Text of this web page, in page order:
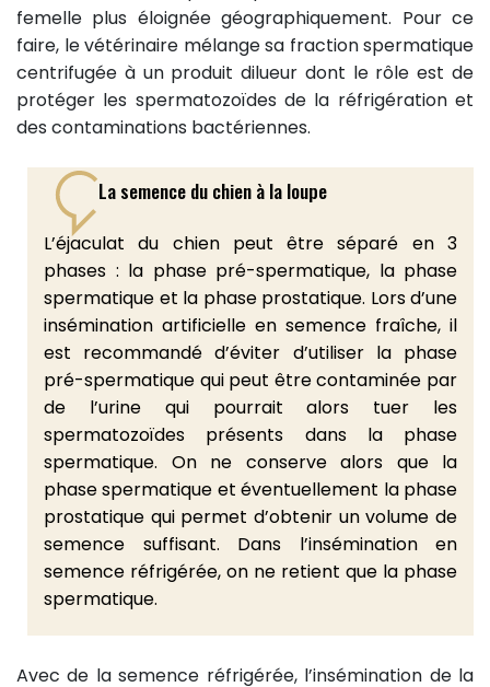
femelle plus éloignée géographiquement. Pour ce
faire, le vétérinaire mélange sa fraction spermatique
centrifugée à un produit dilueur dont le rôle est de
protéger les spermatozoïdes de la réfrigération et
des contaminations bactériennes.
La semence du chien à la loupe
L’éjaculat du chien peut être séparé en 3
phases : la phase pré-spermatique, la phase
spermatique et la phase prostatique. Lors d’une
insémination artificielle en semence fraîche, il
est recommandé d’éviter d’utiliser la phase
pré-spermatique qui peut être contaminée par
de l’urine qui pourrait alors tuer les
spermatozoïdes présents dans la phase
spermatique. On ne conserve alors que la
phase spermatique et éventuellement la phase
prostatique qui permet d’obtenir un volume de
semence suffisant. Dans l’insémination en
semence réfrigérée, on ne retient que la phase
spermatique.
Avec de la semence réfrigérée, l’insémination de la